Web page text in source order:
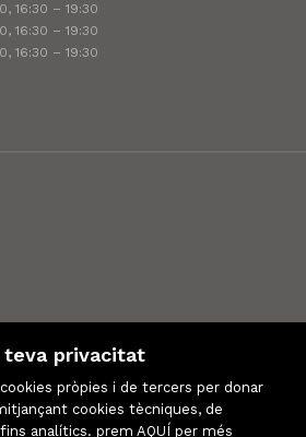
teva privacitat
pròpies i de tercers per donar
cookies tècniques, de
analítics. prem AQUÍ per més
16:30 – 19:30
16:30 – 19:30
16:30 – 19:30